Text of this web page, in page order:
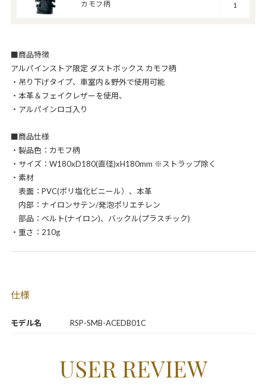
モデル名 RSP-SMB-ACEDB01C
カモフ柄
1
■商品特徴
アルパインストア限定 ダストボックス カモフ柄
・吊り下げタイプ、車室内＆野外で使用可能
・本革＆フェイクレザーを使用、
・アルパインロゴ入り
■商品仕様
・製品色：カモフ柄
・サイズ：W180xD180(直径)xH180mm ※ストラップ除く
・素材
表面：PVC(ポリ塩化ビニール）、本革
内部：ナイロンサテン/発泡ポリエチレン
部品：ベルト(ナイロン)、バックル(プラスチック)
・重さ：210g
仕様
USER REVIEW